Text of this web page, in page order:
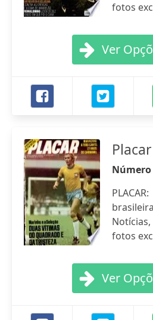
fotos
Ver
Número
fotos
Ver